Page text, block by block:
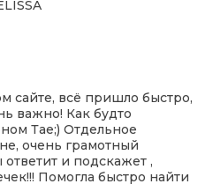
сайте, всё пришло быстро,
важно! Как будто
Тае;) Отдельное
очень грамотный
и подскажет ,
Помогла быстро найти